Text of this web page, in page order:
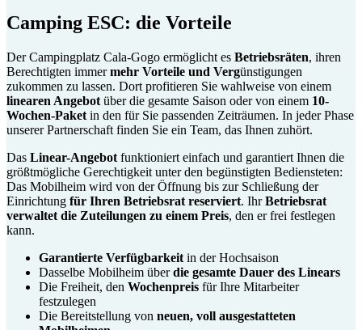
Camping ESC: die Vorteile
Der Campingplatz Cala-Gogo ermöglicht es Betriebsräten, ihren
Berechtigten immermehr Vorteile und Vergünstigungen
zukommen zu lassen. Dort profitieren Sie wahlweise von einem
linearen Angebot über die gesamte Saison oder von einem 10-
Wochen-Paket in den für Sie passenden Zeiträumen. In jeder Phase
unserer Partnerschaft finden Sie ein Team, das Ihnen zuhört.
Das Linear-Angebot funktioniert einfach und garantiert Ihnen die
größtmögliche Gerechtigkeit unter den begünstigten Bediensteten:
Das Mobilheim wird von der Öffnung bis zur Schließung der
Einrichtung für Ihren Betriebsrat reserviert. IhrBetriebsrat
verwaltet die Zuteilungen zu einem Preis, den er frei festlegen
kann.
Garantierte Verfügbarkeit in der Hochsaison
Dasselbe Mobilheim überdie gesamte Dauer des Linears
Die Freiheit, den Wochenpreis für Ihre Mitarbeiter
festzulegen
Die Bereitstellung von neuen, voll ausgestatteten